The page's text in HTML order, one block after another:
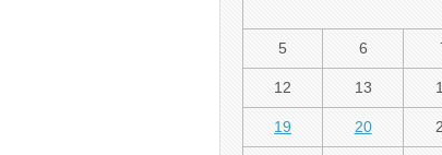
5 6
12 13
19 20